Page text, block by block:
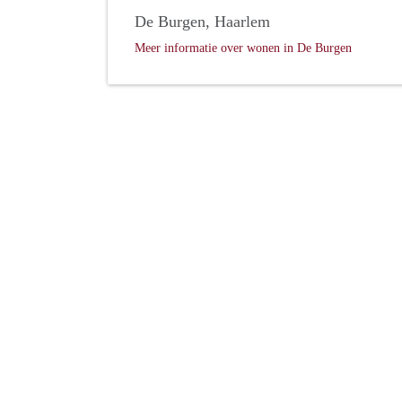
De Burgen, Haarlem
Meer informatie over wonen in De Burgen